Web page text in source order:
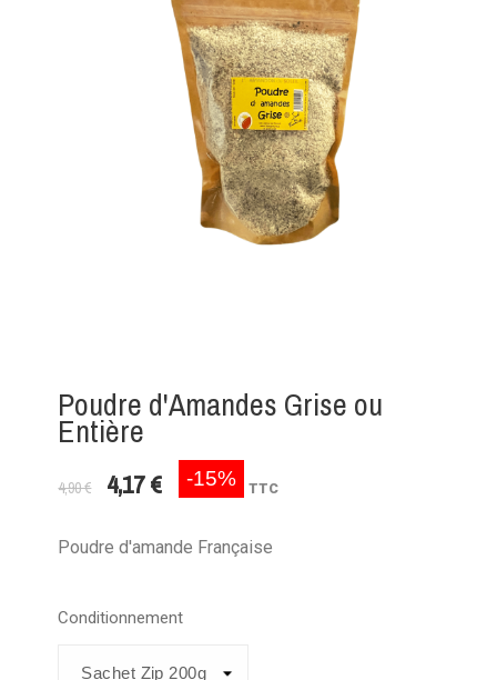
Poudre d'Amandes Grise ou
Entière
4,90 € 4,17 € -15% TTC
Poudre d'amande Française
Conditionnement